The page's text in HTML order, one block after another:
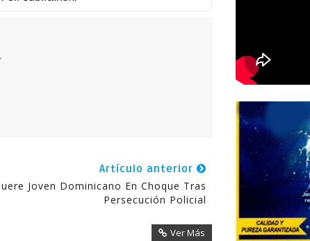
Artículo anterior
Joven Dominicano En Choque Tras
Persecución Policial
Ver Más